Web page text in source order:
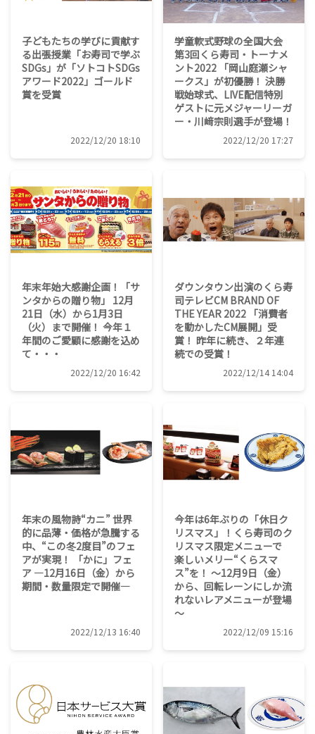
子どもたちの学びに貢献す
る出張授業「お寿司で学ぶ
SDGs」が「ソトコトSDGs
アワード2022」ゴールド
賞を受賞
2022/12/20 18:10
学童軟式野球の全国大会
第3回くら寿司・トーナメ
ント2022 「岡山庭瀬シャ
ークス」が初優勝！ 決勝
戦始球式、LIVE配信特別
ゲストに元メジャーリーガ
ー・川﨑宗則選手が登場！
2022/12/20 17:27
年末年始大感謝企画！「サ
ンタからの贈り物」 12月
21日（水）から1月3日
（火）まで開催！ 今年１
年間のご愛顧に感謝を込め
て・・・
2022/12/20 16:42
ダウンタウン出演のくら寿
司テレビCM BRAND OF
THE YEAR 2022 「消費者
を動かしたCM展開」受
賞！ 昨年に続き、２年連
続での受賞！
2022/12/14 14:04
年末の風物詩“カニ” 世界
的に品薄・価格が急騰する
中、“この冬2度目”のフェ
アが実現！ 「かに」フェ
ア ―12月16日（金）から
期間・数量限定で開催―
2022/12/13 16:40
今年は6年ぶりの「休日ク
リスマス」！くら寿司のク
リスマス限定メニューで
楽しいメリー“くらスマ
ス”を！ ～12月9日（金）
から、回転レーンにしか流
れないレアメニューが登場
～
2022/12/09 15:16